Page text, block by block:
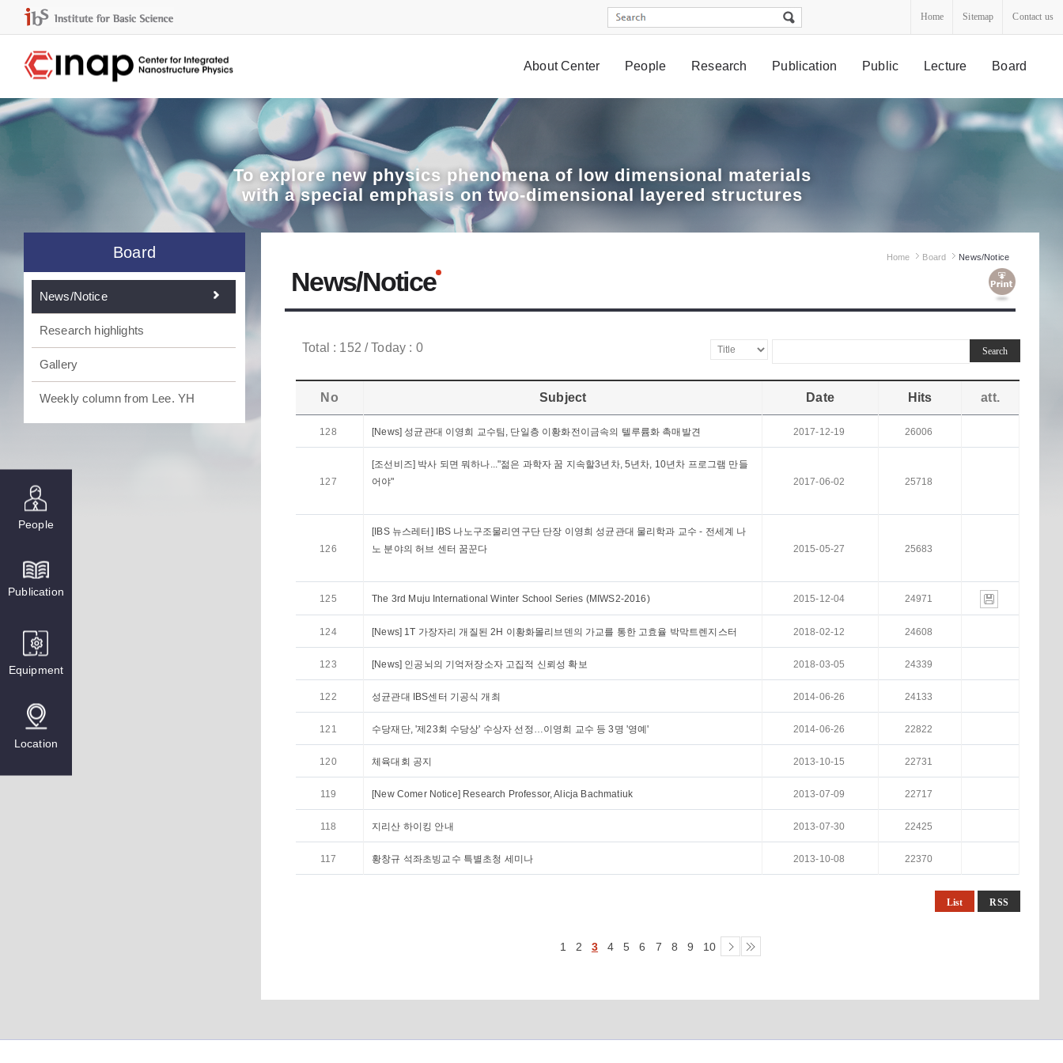
Home Sitemap Contact us
About Center People Research Publication Public Lecture Board
People
Publication
Equipment
Location
To explorenew physics phenomena of low dimensional materials
with a special emphasis on two-dimensional layered structures
Board
News/Notice
Research highlights
Gallery
Weekly column from Lee. YH
Home Board News/Notice
News/Notice
Total : 152 / Today : 0
No Subject Date Hits att.
128 [News] 성균관대 이영희 교수팀, 단일층 이황화전이금속의 텔루륨화 촉매발견 2017-12-19 26006
127
[조선비즈] 박사 되면 뭐하나..."젊은 과학자 꿈 지속할3년차, 5년차, 10년차 프로그램 만들
어야"
2017-06-02 25718
126
[IBS 뉴스레터] IBS 나노구조물리연구단 단장 이영희 성균관대 물리학과 교수 - 전세계 나
노 분야의 허브 센터 꿈꾼다
2015-05-27 25683
125 The 3rd Muju International Winter School Series (MIWS2-2016) 2015-12-04 24971
124 [News] 1T 가장자리 개질된 2H 이황화몰리브덴의 가교를 통한 고효율 박막트렌지스터 2018-02-12 24608
123 [News] 인공뇌의 기억저장소자 고집적 신뢰성 확보 2018-03-05 24339
122 성균관대 IBS센터 기공식 개최 2014-06-26 24133
121 수당재단, '제23회 수당상' 수상자 선정…이영희 교수 등 3명 '영예' 2014-06-26 22822
120 체육대회 공지 2013-10-15 22731
119 [New Comer Notice] Research Professor, Alicja Bachmatiuk 2013-07-09 22717
118 지리산 하이킹 안내 2013-07-30 22425
117 황창규 석좌초빙교수 특별초청 세미나 2013-10-08 22370
List RSS
1 2 3 4 5 6 7 8 9 10